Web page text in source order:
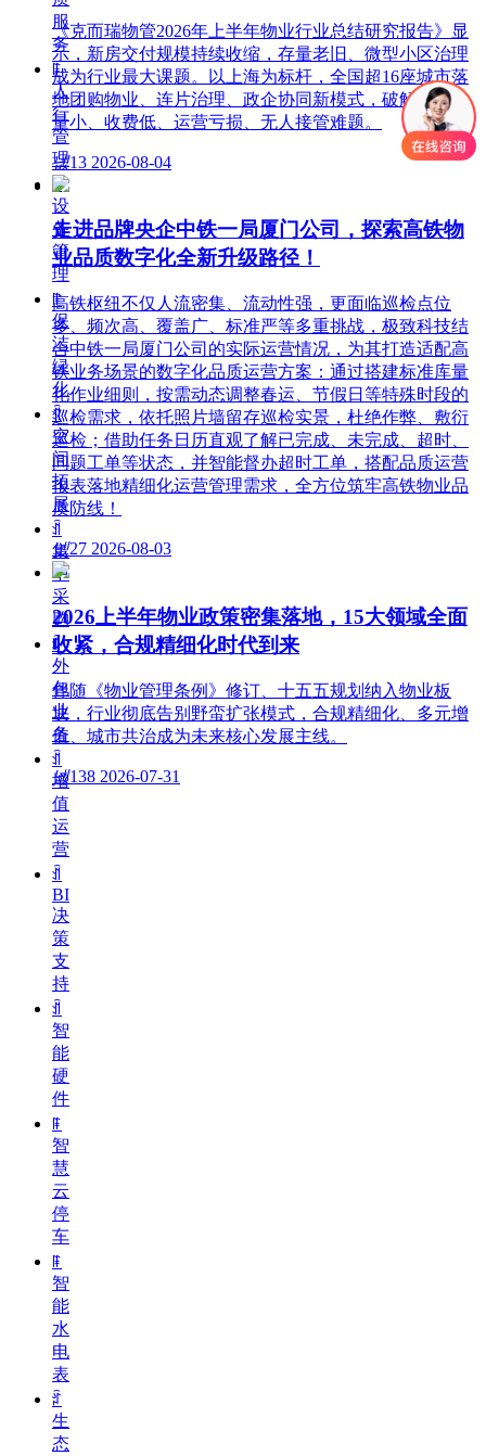
服
务
ꁹ
人
行
管
理
ꁹ
设
备
管
理
ꁹ
保
洁
绿
化
ꀉ
空
间
拓
展
ꀉ
集
中
采
购
ꀉ
外
包
业
务
ꀉ
增
值
运
营
ꀉ
BI
决
策
支
持
ꀉ
智
能
硬
件
ꁹ
智
慧
云
停
车
ꁹ
智
能
水
电
表
ꄁ
生
态
《克而瑞物管2026年上半年物业行业总结研究报告》显
示，新房交付规模持续收缩，存量老旧、微型小区治理
成为行业最大课题。以上海为标杆，全国超16座城市落
地团购物业、连片治理、政企协同新模式，破解小区体
量小、收费低、运营亏损、无人接管难题。
넶13 2026-08-04
走进品牌央企中铁一局厦门公司，探索高铁物
业品质数字化全新升级路径！
高铁枢纽不仅人流密集、流动性强，更面临巡检点位
多、频次高、覆盖广、标准严等多重挑战，极致科技结
合中铁一局厦门公司的实际运营情况，为其打造适配高
铁业务场景的数字化品质运营方案：通过搭建标准库量
化作业细则，按需动态调整春运、节假日等特殊时段的
巡检需求，依托照片墙留存巡检实景，杜绝作弊、敷衍
巡检；借助任务日历直观了解已完成、未完成、超时、
问题工单等状态，并智能督办超时工单，搭配品质运营
报表落地精细化运营管理需求，全方位筑牢高铁物业品
质防线！
넶27 2026-08-03
2026上半年物业政策密集落地，15大领域全面
收紧，合规精细化时代到来
伴随《物业管理条例》修订、十五五规划纳入物业板
块，行业彻底告别野蛮扩张模式，合规精细化、多元增
值、城市共治成为未来核心发展主线。
넶138 2026-07-31